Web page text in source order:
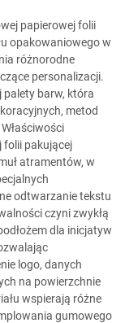
papierowej folii
opakowaniowego w
różnorodne
personalizacji.
palety barw, która
metod
folii pakującej
atramentów, w
odtwarzanie tekstu
czyni zwykłą
dla inicjatyw
logo, danych
na powierzchnie
wspierają różne
gumowego